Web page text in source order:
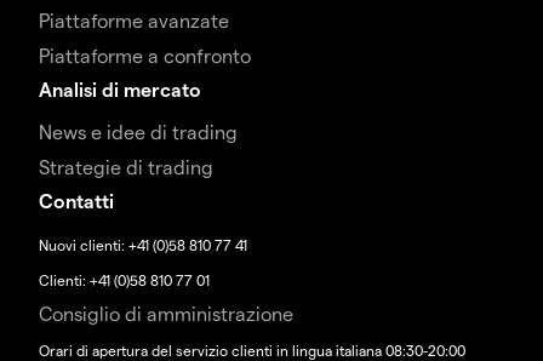
Piattaforme avanzate
Piattaforme a confronto
Analisi di mercato
News e idee di trading
Strategie di trading
Contatti
Nuovi clienti: +41 (0)58 810 77 41
Clienti: +41 (0)58 810 77 01
Consiglio di amministrazione
Orari di apertura del servizio clienti in lingua italiana 08:30-20:00